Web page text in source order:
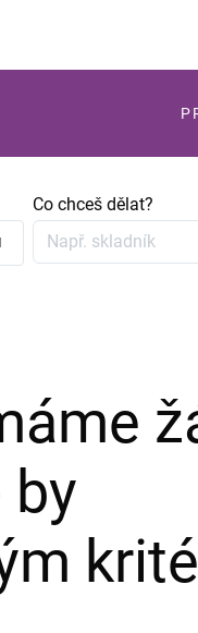
Co chceš dělat?
by